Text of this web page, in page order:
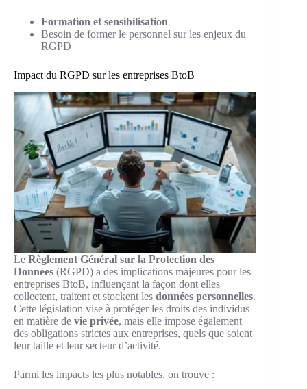
Formation et sensibilisation
Besoin de former le personnel sur les enjeux du
RGPD
Impact du RGPD sur les entreprises BtoB
Le Règlement Général sur la Protection des
Données (RGPD) a des implications majeures pour les
entreprises BtoB, influençant la façon dont elles
collectent, traitent et stockent les données personnelles.
Cette législation vise à protéger les droits des individus
en matière de vie privée, mais elle impose également
des obligations strictes aux entreprises, quels que soient
leur taille et leur secteur d’activité.
Parmi les impacts les plus notables, on trouve :